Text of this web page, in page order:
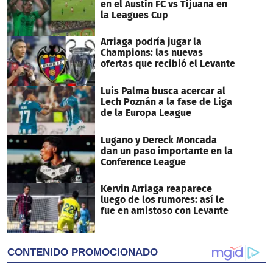
en el Austin FC vs Tijuana en
la Leagues Cup
Arriaga podría jugar la
Champions: las nuevas
ofertas que recibió el Levante
Luis Palma busca acercar al
Lech Poznán a la fase de Liga
de la Europa League
Lugano y Dereck Moncada
dan un paso importante en la
Conference League
Kervin Arriaga reaparece
luego de los rumores: así le
fue en amistoso con Levante